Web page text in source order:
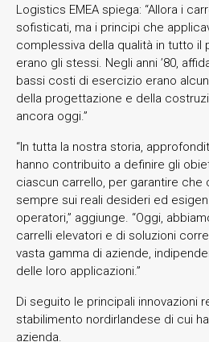
Logistics EMEA spiega: “Allora i
sofisticati, ma i principi che
complessiva della qualità in tutto
erano gli stessi. Negli anni ’80,
bassi costi di esercizio erano
della progettazione e della
ancora oggi.”
“In tutta la nostra storia,
hanno contribuito a definire gli
ciascun carrello, per garantire che
sempre sui reali desideri ed
operatori,” aggiunge. “Oggi,
carrelli elevatori e di soluzioni
vasta gamma di aziende,
delle loro applicazioni.”
Di seguito le principali innovazioni
stabilimento nordirlandese di cui
azienda.